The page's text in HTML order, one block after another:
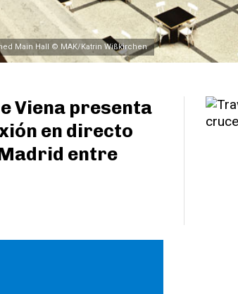
Main Hall © MAK/Katrin Wißkirchen
Viena presenta
en directo
entre